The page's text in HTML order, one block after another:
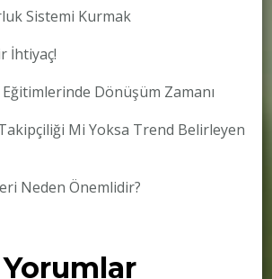
Sistemi Kurmak
İhtiyaç!
Dönüşüm Zamanı
Mi Yoksa Trend Belirleyen
Neden Önemlidir?